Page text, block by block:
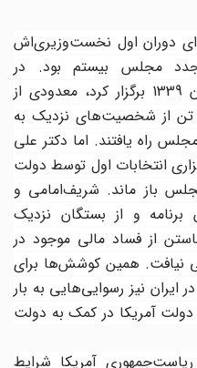
دوران اول نخست‌وزیری‌اش
مجلس بیستم بود. در
انتخاباتی که دولت او در زمستان 1339 برگزار کرد، معدودی از
از شخصیت‌های نزدیک به
راه یافتند. اما دکتر علی
انتخابات اول توسط دولت
باز ماند. شریف‌امامی و
و از بستگان نزدیک
از فساد مالی موجود در
نیافت. همین کوشش‌ها برای
نیز رسوایی‌هایی به بار
آمریکا در کمک به دولت
آمریکا شرایط